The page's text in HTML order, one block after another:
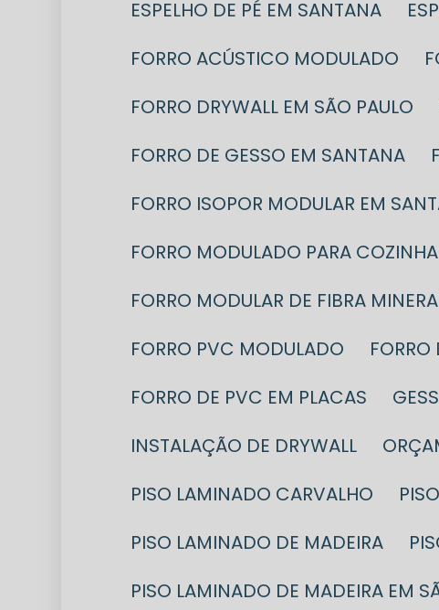
ESPELHO DE PÉ EM SANTANA
FORRO ACÚSTICO MODULADO
FORRO DRYWALL EM SÃO PAULO
FORRO DE GESSO EM SANTANA
FORRO ISOPOR MODULAR EM
FORRO MODULADO PARA
FORRO MODULAR DE FIBRA
FORRO PVC MODULADO
FORRO DE PVC EM PLACAS
INSTALAÇÃO DE DRYWALL
PISO LAMINADO CARVALHO
PISO LAMINADO DE MADEIRA
PISO LAMINADO DE MADEIRA EM